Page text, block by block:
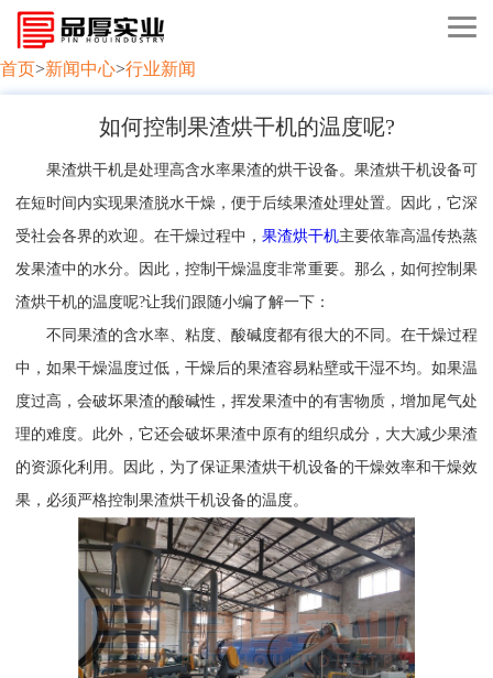
首页>新闻中心>行业新闻
如何控制果渣烘干机的温度呢?
果渣烘干机是处理高含水率果渣的烘干设备。果渣烘干机设备可
在短时间内实现果渣脱水干燥，便于后续果渣处理处置。因此，它深
受社会各界的欢迎。在干燥过程中， 果渣烘干机主要依靠高温传热蒸
发果渣中的水分。因此，控制干燥温度非常重要。那么，如何控制果
渣烘干机的温度呢?让我们跟随小编了解一下：
不同果渣的含水率、粘度、酸碱度都有很大的不同。在干燥过程
中，如果干燥温度过低，干燥后的果渣容易粘壁或干湿不均。如果温
度过高，会破坏果渣的酸碱性，挥发果渣中的有害物质，增加尾气处
理的难度。此外，它还会破坏果渣中原有的组织成分，大大减少果渣
的资源化利用。因此，为了保证果渣烘干机设备的干燥效率和干燥效
果，必须严格控制果渣烘干机设备的温度。